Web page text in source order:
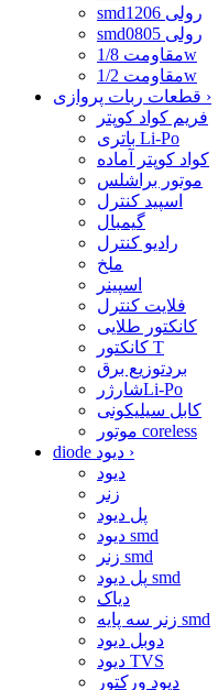
smd1206 رولی
smd0805 رولی
مقاومت 1/8w
مقاومت 1/2w
›
فریم کواد کوپتر
باتری Li-Po
کواد کوپتر آماده
موتور براشلس
اسپید کنترل
گیمبال
رادیو کنترل
ملخ
اسپینر
فلایت کنترل
کانکتور طلایی
کانکتور T
بردتوزیع برق
شارژرLi-Po
کابل سیلیکونی
موتور coreless
›
دیود
زنر
پل دیود
دیود smd
زنر smd
پل دیود smd
دیاک
زنر سه پایه smd
دوبل دیود
دیود TVS
دیود ورکتور